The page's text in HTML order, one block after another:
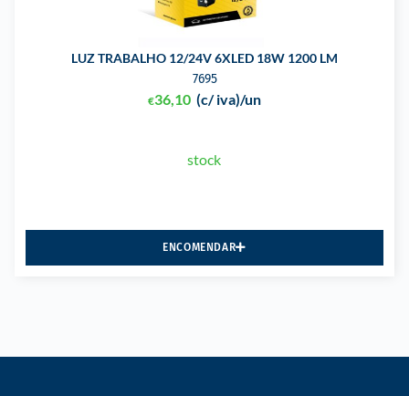
LUZ TRABALHO 12/24V 6XLED 18W 1200 LM
7695
€36,10 (c/ iva)/un
stock
ENCOMENDAR